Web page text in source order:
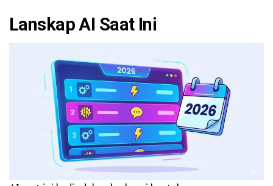
Lanskap AI Saat Ini